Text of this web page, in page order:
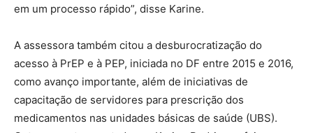
em um processo rápido”, disse Karine.
A assessora também citou a desburocratização do
acesso à PrEP e à PEP, iniciada no DF entre 2015 e 2016,
como avanço importante, além de iniciativas de
capacitação de servidores para prescrição dos
medicamentos nas unidades básicas de saúde (UBS).